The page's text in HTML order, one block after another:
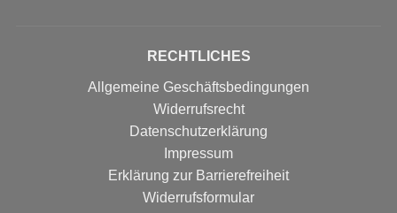
RECHTLICHES
Allgemeine Geschäftsbedingungen
Widerrufsrecht
Datenschutzerklärung
Impressum
Erklärung zur Barrierefreiheit
Widerrufs­formular